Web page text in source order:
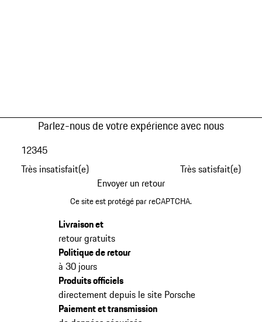
Parlez-nous de votre expérience avec nous
Très insatisfait(e)
12345
Très satisfait(e)
Envoyer un retour
Ce site est protégé par reCAPTCHA.
Livraison et
retour gratuits
Politique de retour
à 30 jours
Produits officiels
directement depuis le site Porsche
Paiement et transmission